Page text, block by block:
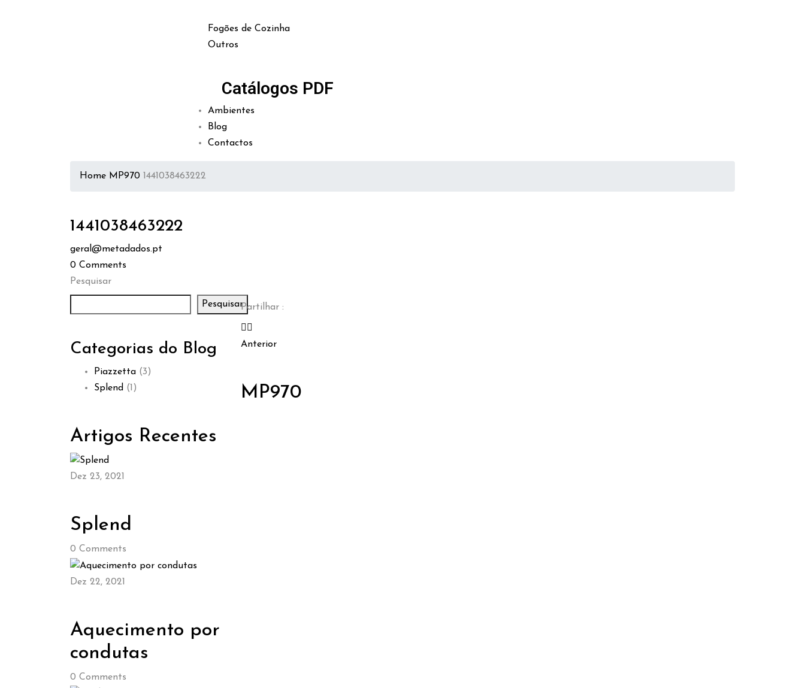
Fogões de Cozinha
Outros
Catálogos PDF
Ambientes
Blog
Contactos
Home MP970 1441038463222
1441038463222
geral@metadados.pt
0 Comments
Pesquisar
Pesquisar
Categorias do Blog
Piazzetta (3)
Splend (1)
Artigos Recentes
Dez 23, 2021
Splend
0 Comments
Dez 22, 2021
Aquecimento por
condutas
0 Comments
Partilhar :
Anterior
MP970